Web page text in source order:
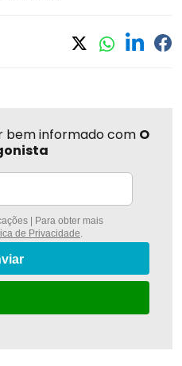
bem informado com O
| Para obter mais
de Privacidade